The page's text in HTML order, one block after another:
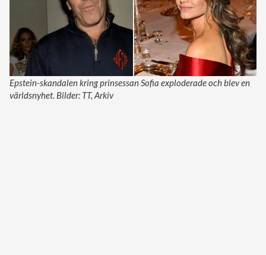
Epstein-skandalen kring prinsessan Sofia exploderade och blev en
världsnyhet. Bilder: TT, Arkiv